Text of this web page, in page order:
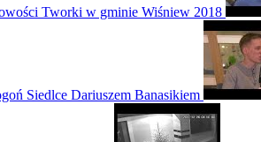
Tworki w gminie Wiśniew 2018
Siedlce Dariuszem Banasikiem